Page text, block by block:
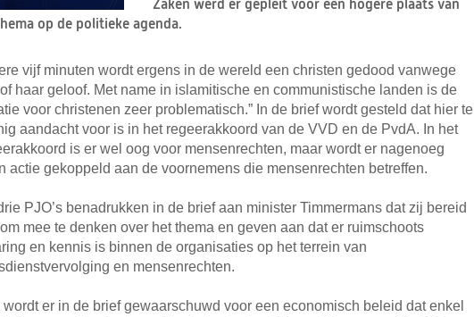
Zaken werd er gepleit voor een hogere plaats van
op de politieke agenda.
vijf minuten wordt ergens in de wereld een christen gedood vanwege
haar geloof. Met name in islamitische en communistische landen is de
voor christenen zeer problematisch.” In de brief wordt gesteld dat hier te
aandacht voor is in het regeerakkoord van de VVD en de PvdA. In het
is er wel oog voor mensenrechten, maar wordt er nagenoeg
actie gekoppeld aan de voornemens die mensenrechten betreffen.
PJO’s benadrukken in de brief aan minister Timmermans dat zij bereid
mee te denken over het thema en geven aan dat er ruimschoots
en kennis is binnen de organisaties op het terrein van
en mensenrechten.
wordt er in de brief gewaarschuwd voor een economisch beleid dat enkel